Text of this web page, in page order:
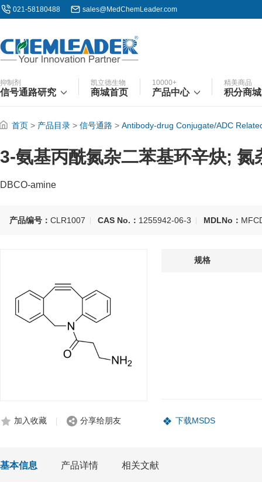
021-58180488 sales@MedChemLeader.com
抑制剂
信号通路研究
凯立德生物
商城首页
10000+
产品中心
精美商品
积分商城
首页 > 产品目录 > 信号通路 > Antibody-drug Conjugate/ADC
3-氨基丙酰氮杂二苯基环辛炔; 氮
DBCO-amine
产品编号： CLR1007 CAS No.： 1255942-06-3 MDLNo：
加入收藏 分享给朋友
规格
下载MSDS
基本信息 产品详情 相关文献